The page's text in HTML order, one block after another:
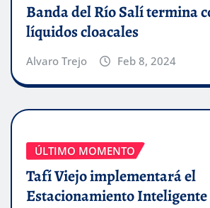
Banda del Río Salí termina
líquidos cloacales
Alvaro Trejo Feb 8, 2024
ÚLTIMO MOMENTO
Tafí Viejo implementará el
Estacionamiento Inteligente